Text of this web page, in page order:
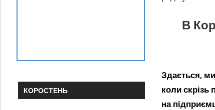
В
Здається, ми
колискрізь
на
КОРОСТЕНЬ